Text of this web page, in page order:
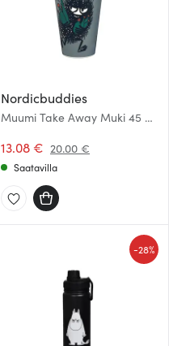
Nordicbuddies
Muumi Take Away Muki 45 cl
13.08 € 20.00 €
Saatavilla
-28%